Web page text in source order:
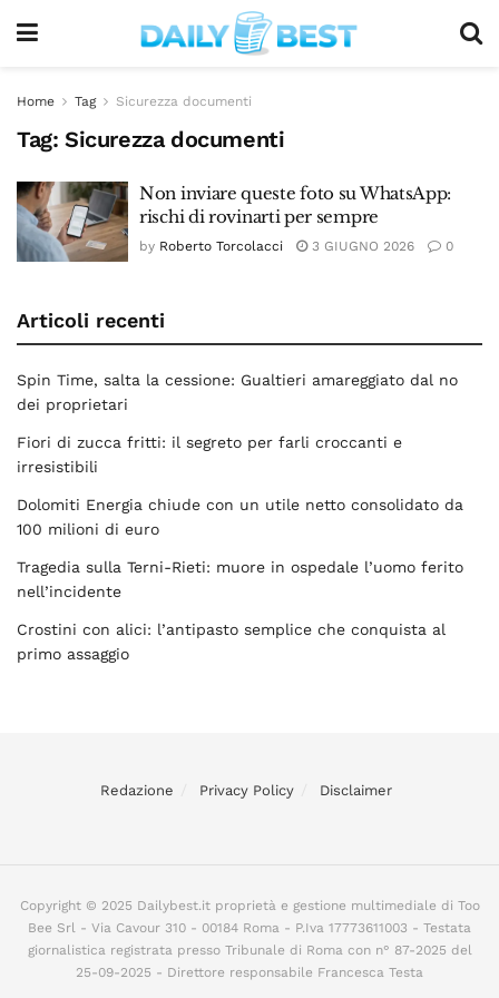
Home Tag Sicurezza documenti
Tag: Sicurezza documenti
Non inviare queste foto su WhatsApp:
rischi di rovinarti per sempre
by Roberto Torcolacci 3 GIUGNO 2026 0
Articoli recenti
Spin Time, salta la cessione: Gualtieri amareggiato dal no
dei proprietari
Fiori di zucca fritti: il segreto per farli croccanti e
irresistibili
Dolomiti Energia chiude con un utile netto consolidato da
100 milioni di euro
Tragedia sulla Terni-Rieti: muore in ospedale l’uomo ferito
nell’incidente
Crostini con alici: l’antipasto semplice che conquista al
primo assaggio
Redazione Privacy Policy Disclaimer
Copyright © 2025 Dailybest.it proprietà e gestione multimediale di Too
Bee Srl - Via Cavour 310 - 00184 Roma - P.Iva 17773611003 - Testata
giornalistica registrata presso Tribunale di Roma con n° 87-2025 del
25-09-2025 - Direttore responsabile Francesca Testa